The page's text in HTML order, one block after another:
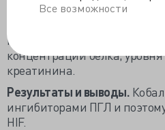
Все возможности
анализов под наркозом
последних суток собиралась
концентрации белка,
креатинина.
Результаты и выводы.
ингибиторами ПГЛ и
HIF.